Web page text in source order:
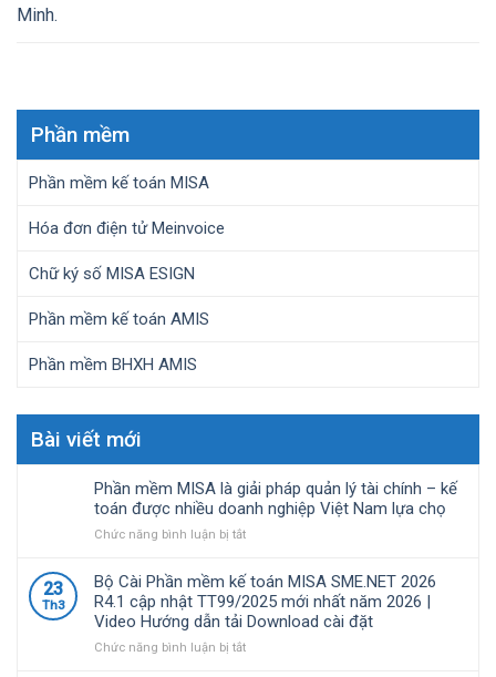
Minh.
Phần mềm
Phần mềm kế toán MISA
Hóa đơn điện tử Meinvoice
Chữ ký số MISA ESIGN
Phần mềm kế toán AMIS
Phần mềm BHXH AMIS
Bài viết mới
Phần mềm MISA là giải pháp quản lý tài chính – kế
toán được nhiều doanh nghiệp Việt Nam lựa chọ
Chức năng bình luận bị tắtở
mềm
MISA
là
giải
pháp
23
Th3
Bộ Cài Phần mềm kế toán MISA SME.NET 2026
R4.1 cập nhật TT99/2025 mới nhất năm 2026 |
Video Hướng dẫn tải Download cài đặt
Chức năng bình luận bị tắtở